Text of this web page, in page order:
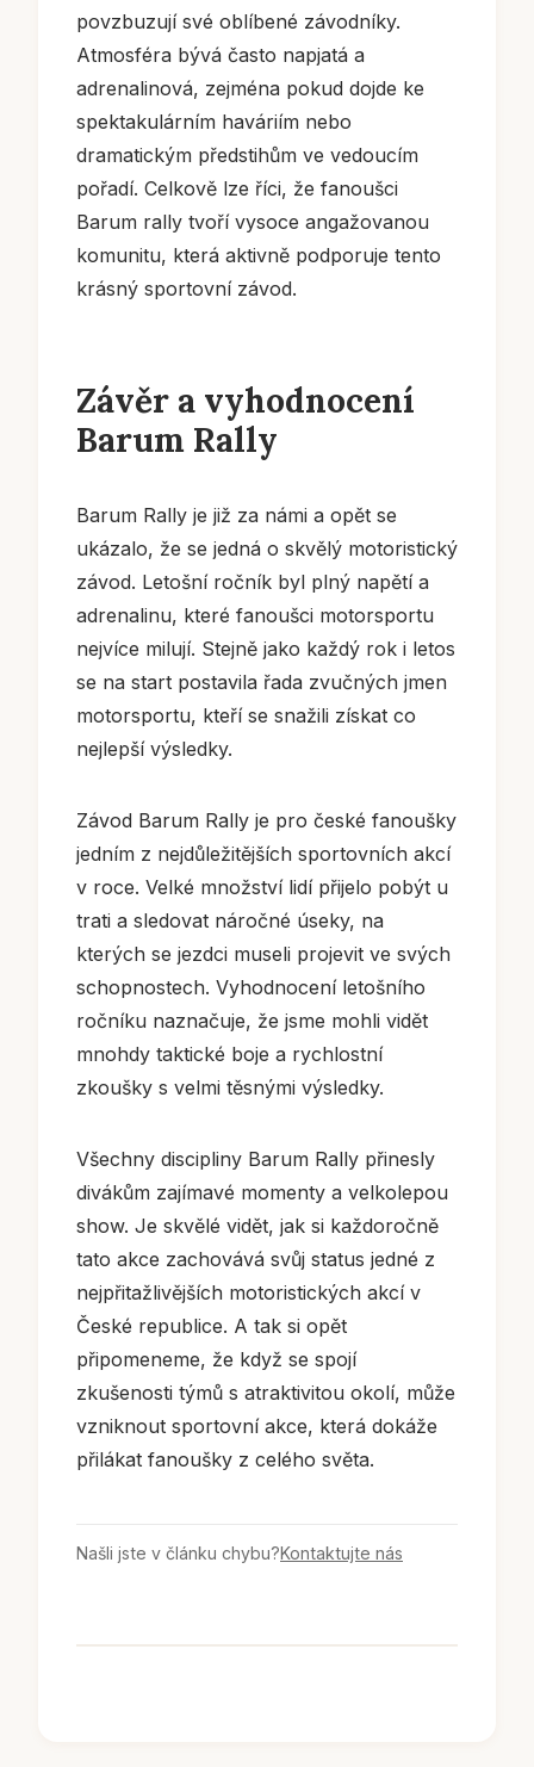
povzbuzují své oblíbené závodníky.
Atmosféra bývá často napjatá a
adrenalinová, zejména pokud dojde ke
spektakulárním haváriím nebo
dramatickým předstihům ve vedoucím
pořadí. Celkově lze říci, že fanoušci
Barum rally tvoří vysoce angažovanou
komunitu, která aktivně podporuje tento
krásný sportovní závod.
Závěr a vyhodnocení
Barum Rally
Barum Rally je již za námi a opět se
ukázalo, že se jedná o skvělý motoristický
závod. Letošní ročník byl plný napětí a
adrenalinu, které fanoušci motorsportu
nejvíce milují. Stejně jako každý rok i letos
se na start postavila řada zvučných jmen
motorsportu, kteří se snažili získat co
nejlepší výsledky.
Závod Barum Rally je pro české fanoušky
jedním z nejdůležitějších sportovních akcí
v roce. Velké množství lidí přijelo pobýt u
trati a sledovat náročné úseky, na
kterých se jezdci museli projevit ve svých
schopnostech. Vyhodnocení letošního
ročníku naznačuje, že jsme mohli vidět
mnohdy taktické boje a rychlostní
zkoušky s velmi těsnými výsledky.
Všechny discipliny Barum Rally přinesly
divákům zajímavé momenty a velkolepou
show. Je skvělé vidět, jak si každoročně
tato akce zachovává svůj status jedné z
nejpřitažlivějších motoristických akcí v
České republice. A tak si opět
připomeneme, že když se spojí
zkušenosti týmů s atraktivitou okolí, může
vzniknout sportovní akce, která dokáže
přilákat fanoušky z celého světa.
Našli jste v článku chybu?Kontaktujte nás